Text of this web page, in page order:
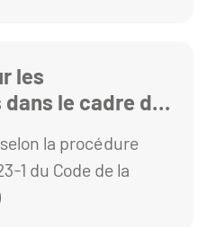
Commande Publique. . les
le cadre de
la procédure
1 du Code de la